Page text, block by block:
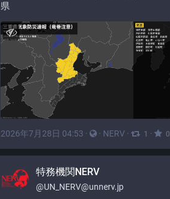
県
2026年7月28日 04:53 · · NERV · 1 · 0
特務機関NERV
@UN_NERV@unnerv.jp